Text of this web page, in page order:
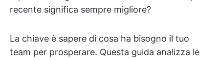
recente significa sempre migliore?
La chiave è sapere di cosa ha bisogno il tuo
team per prosperare. Questa guida analizza le